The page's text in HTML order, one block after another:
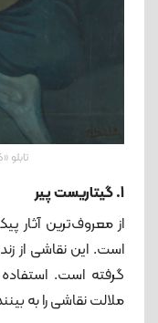
تابلو
1. گیتاریست پیر
از معروف‌ترین آثار
است. این نقاشی از
گرفته است.
ملالت نقاشی را به